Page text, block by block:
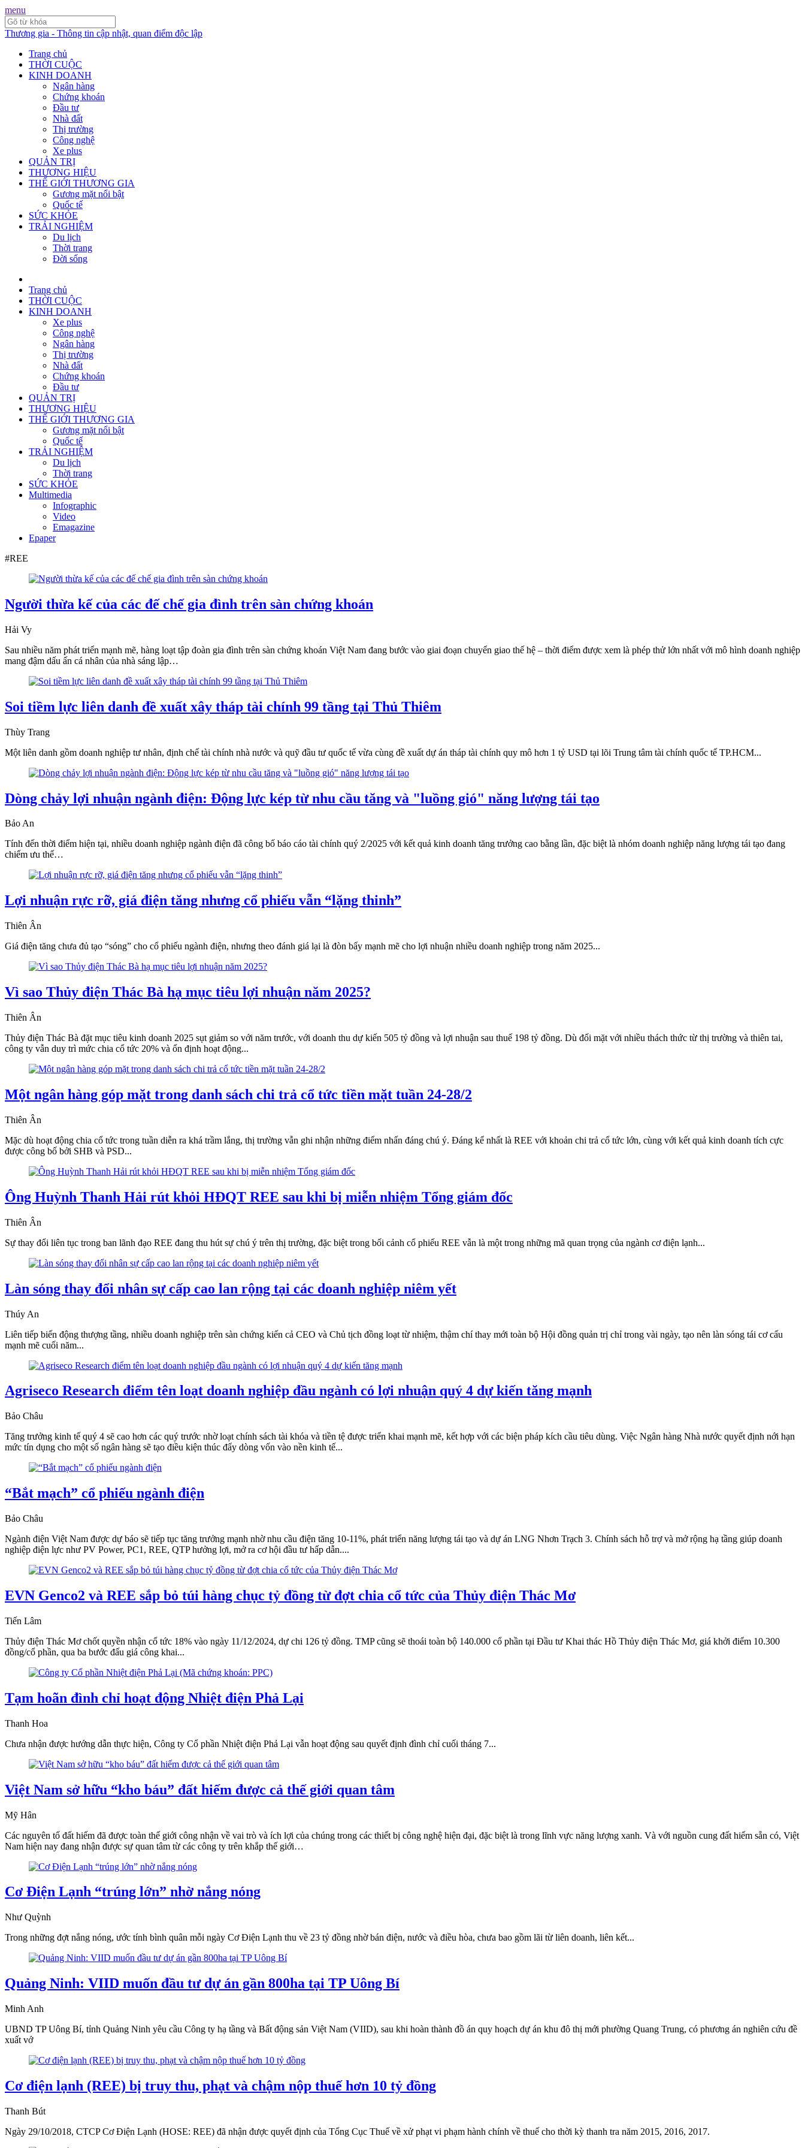
menu
Thương gia - Thông tin cập nhật, quan điểm độc lập
Trang chủ
THỜI CUỘC
KINH DOANH
Ngân hàng
Chứng khoán
Đầu tư
Nhà đất
Thị trường
Công nghệ
Xe plus
QUẢN TRỊ
THƯƠNG HIỆU
THẾ GIỚI THƯƠNG GIA
Gương mặt nổi bật
Quốc tế
SỨC KHỎE
TRẢI NGHIỆM
Du lịch
Thời trang
Đời sống
Trang chủ
THỜI CUỘC
KINH DOANH
Xe plus
Công nghệ
Ngân hàng
Thị trường
Nhà đất
Chứng khoán
Đầu tư
QUẢN TRỊ
THƯƠNG HIỆU
THẾ GIỚI THƯƠNG GIA
Gương mặt nổi bật
Quốc tế
TRẢI NGHIỆM
Du lịch
Thời trang
SỨC KHỎE
Multimedia
Infographic
Video
Emagazine
Epaper
#REE
Người thừa kế của các đế chế gia đình trên sàn chứng khoán
Hải Vy
Sau nhiều năm phát triển mạnh mẽ, hàng loạt tập đoàn gia đình trên sàn chứng khoán Việt Nam đang bước vào giai đoạn chuyển giao thế hệ – thời điểm được xem là phép thử lớn nhất với mô hình doanh nghiệp
mang đậm dấu ấn cá nhân của nhà sáng lập…
Soi tiềm lực liên danh đề xuất xây tháp tài chính 99 tầng tại Thủ Thiêm
Thùy Trang
Một liên danh gồm doanh nghiệp tư nhân, định chế tài chính nhà nước và quỹ đầu tư quốc tế vừa cùng đề xuất dự án tháp tài chính quy mô hơn 1 tỷ USD tại lõi Trung tâm tài chính quốc tế TP.HCM...
Dòng chảy lợi nhuận ngành điện: Động lực kép từ nhu cầu tăng và "luồng gió" năng lượng tái tạo
Bảo An
Tính đến thời điểm hiện tại, nhiều doanh nghiệp ngành điện đã công bố báo cáo tài chính quý 2/2025 với kết quả kinh doanh tăng trưởng cao bằng lần, đặc biệt là nhóm doanh nghiệp năng lượng tái tạo đang
chiếm ưu thế…
Lợi nhuận rực rỡ, giá điện tăng nhưng cổ phiếu vẫn “lặng thinh”
Thiên Ân
Giá điện tăng chưa đủ tạo “sóng” cho cổ phiếu ngành điện, nhưng theo đánh giá lại là đòn bẩy mạnh mẽ cho lợi nhuận nhiều doanh nghiệp trong năm 2025...
Vì sao Thủy điện Thác Bà hạ mục tiêu lợi nhuận năm 2025?
Thiên Ân
Thủy điện Thác Bà đặt mục tiêu kinh doanh 2025 sụt giảm so với năm trước, với doanh thu dự kiến 505 tỷ đồng và lợi nhuận sau thuế 198 tỷ đồng. Dù đối mặt với nhiều thách thức từ thị trường và thiên tai,
công ty vẫn duy trì mức chia cổ tức 20% và ổn định hoạt động...
Một ngân hàng góp mặt trong danh sách chi trả cổ tức tiền mặt tuần 24-28/2
Thiên Ân
Mặc dù hoạt động chia cổ tức trong tuần diễn ra khá trầm lắng, thị trường vẫn ghi nhận những điểm nhấn đáng chú ý. Đáng kể nhất là REE với khoản chi trả cổ tức lớn, cùng với kết quả kinh doanh tích cực
được công bố bởi SHB và PSD...
Ông Huỳnh Thanh Hải rút khỏi HĐQT REE sau khi bị miễn nhiệm Tổng giám đốc
Thiên Ân
Sự thay đổi liên tục trong ban lãnh đạo REE đang thu hút sự chú ý trên thị trường, đặc biệt trong bối cảnh cổ phiếu REE vẫn là một trong những mã quan trọng của ngành cơ điện lạnh...
Làn sóng thay đổi nhân sự cấp cao lan rộng tại các doanh nghiệp niêm yết
Thúy An
Liên tiếp biến động thượng tầng, nhiều doanh nghiệp trên sàn chứng kiến cả CEO và Chủ tịch đồng loạt từ nhiệm, thậm chí thay mới toàn bộ Hội đồng quản trị chỉ trong vài ngày, tạo nên làn sóng tái cơ cấu
mạnh mẽ cuối năm...
Agriseco Research điểm tên loạt doanh nghiệp đầu ngành có lợi nhuận quý 4 dự kiến tăng mạnh
Bảo Châu
Tăng trưởng kinh tế quý 4 sẽ cao hơn các quý trước nhờ loạt chính sách tài khóa và tiền tệ được triển khai mạnh mẽ, kết hợp với các biện pháp kích cầu tiêu dùng. Việc Ngân hàng Nhà nước quyết định nới hạn
mức tín dụng cho một số ngân hàng sẽ tạo điều kiện thúc đẩy dòng vốn vào nền kinh tế...
“Bắt mạch” cổ phiếu ngành điện
Bảo Châu
Ngành điện Việt Nam được dự báo sẽ tiếp tục tăng trưởng mạnh nhờ nhu cầu điện tăng 10-11%, phát triển năng lượng tái tạo và dự án LNG Nhơn Trạch 3. Chính sách hỗ trợ và mở rộng hạ tầng giúp doanh
nghiệp điện lực như PV Power, PC1, REE, QTP hưởng lợi, mở ra cơ hội đầu tư hấp dẫn....
EVN Genco2 và REE sắp bỏ túi hàng chục tỷ đồng từ đợt chia cổ tức của Thủy điện Thác Mơ
Tiến Lâm
Thủy điện Thác Mơ chốt quyền nhận cổ tức 18% vào ngày 11/12/2024, dự chi 126 tỷ đồng. TMP cũng sẽ thoái toàn bộ 140.000 cổ phần tại Đầu tư Khai thác Hồ Thủy điện Thác Mơ, giá khởi điểm 10.300
đồng/cổ phần, qua ba bước đấu giá công khai...
Tạm hoãn đình chỉ hoạt động Nhiệt điện Phả Lại
Thanh Hoa
Chưa nhận được hướng dẫn thực hiện, Công ty Cổ phần Nhiệt điện Phả Lại vẫn hoạt động sau quyết định đình chỉ cuối tháng 7...
Việt Nam sở hữu “kho báu” đất hiếm được cả thế giới quan tâm
Mỹ Hân
Các nguyên tố đất hiếm đã được toàn thế giới công nhận về vai trò và ích lợi của chúng trong các thiết bị công nghệ hiện đại, đặc biệt là trong lĩnh vực năng lượng xanh. Và với nguồn cung đất hiếm sẵn có, Việt
Nam hiện nay đang nhận được sự quan tâm từ các công ty trên khắp thế giới…
Cơ Điện Lạnh “trúng lớn” nhờ nắng nóng
Như Quỳnh
Trong những đợt nắng nóng, ước tính bình quân mỗi ngày Cơ Điện Lạnh thu về 23 tỷ đồng nhờ bán điện, nước và điều hòa, chưa bao gồm lãi từ liên doanh, liên kết...
Quảng Ninh: VIID muốn đầu tư dự án gần 800ha tại TP Uông Bí
Minh Anh
UBND TP Uông Bí, tỉnh Quảng Ninh yêu cầu Công ty hạ tầng và Bất động sản Việt Nam (VIID), sau khi hoàn thành đồ án quy hoạch dự án khu đô thị mới phường Quang Trung, có phương án nghiên cứu đề
xuất vớ
Cơ điện lạnh (REE) bị truy thu, phạt và chậm nộp thuế hơn 10 tỷ đồng
Thanh Bút
Ngày 29/10/2018, CTCP Cơ Điện Lạnh (HOSE: REE) đã nhận được quyết định của Tổng Cục Thuế về xử phạt vi phạm hành chính về thuế cho thời kỳ thanh tra năm 2015, 2016, 2017.